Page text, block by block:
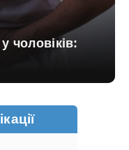
чоловіків: